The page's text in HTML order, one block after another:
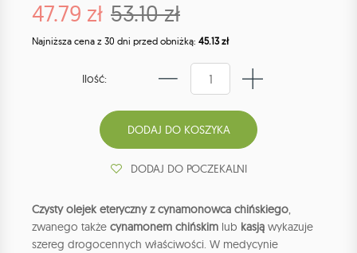
47.79 zł 53.10 zł
Najniższa cena z 30 dni przed obniżką: 45.13 zł
Ilość:
DODAJ DO POCZEKALNI
Czysty olejek eteryczny z cynamonowca chińskiego,
zwanego także cynamonem chińskim lub kasją wykazuje
szereg drogocennych właściwości. W medycynie